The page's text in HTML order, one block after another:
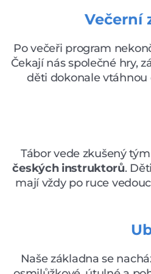
Večerní
Po večeři program
Čekají nás společné hry,
děti dokonale vtáhnou
Tábor vede zkušený tým
českých instruktorů.
mají vždy po ruce
Naše základna se